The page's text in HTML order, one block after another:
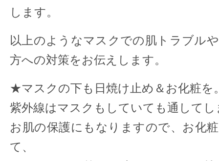
します。
以上のようなマスクでの肌トラブル
方への対策をお伝えします。
★マスクの下も日焼け止め＆お化粧を
紫外線はマスクもしていても通して
お肌の保護にもなりますので、お化
て、